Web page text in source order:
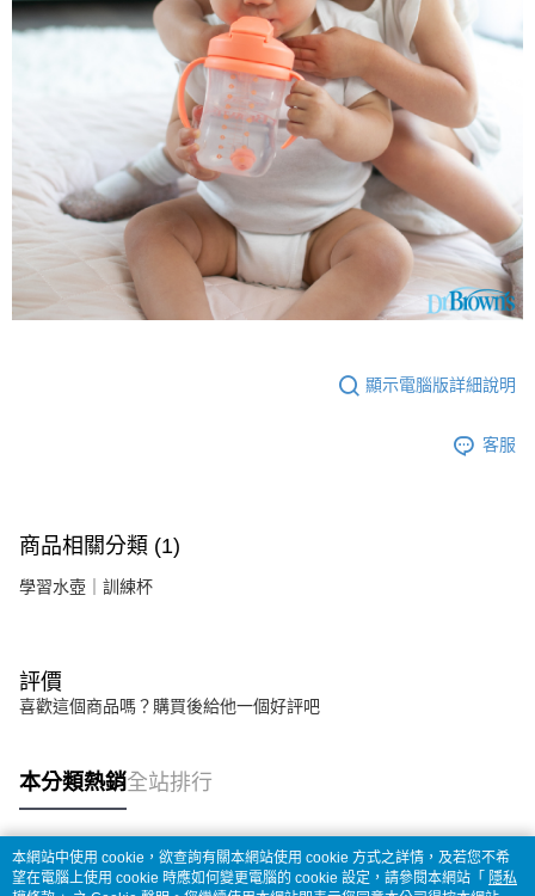
顯示電腦版詳細說明
客服
商品相關分類 (1)
學習水壺｜訓練杯
評價
喜歡這個商品嗎？購買後給他一個好評吧
本分類熱銷全站排行
熱門標籤
本網站中使用 cookie，欲查詢有關本網站使用 cookie 方式之詳情，及若您不希
望在電腦上使用 cookie 時應如何變更電腦的 cookie 設定，請參閱本網站「 隱私